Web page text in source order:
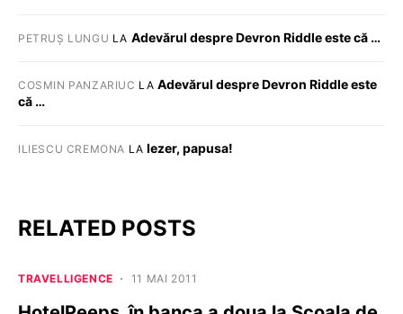
PETRUȘ LUNGU LA Adevărul despre Devron Riddle este că …
COSMIN PANZARIUC LA Adevărul despre Devron Riddle este
că …
ILIESCU CREMONA LA Iezer, papusa!
RELATED POSTS
TRAVELLIGENCE 11 MAI 2011